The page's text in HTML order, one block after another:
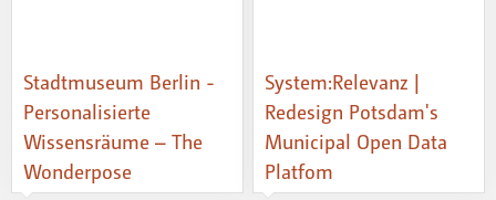
Stadtmuseum Berlin -
Personalisierte
Wissensräume – The
Wonderpose
System:Relevanz |
Redesign Potsdam's
Municipal Open Data
Platfom